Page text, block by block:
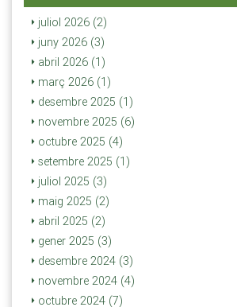
juliol 2026 (2)
juny 2026 (3)
abril 2026 (1)
març 2026 (1)
desembre 2025 (1)
novembre 2025 (6)
octubre 2025 (4)
setembre 2025 (1)
juliol 2025 (3)
maig 2025 (2)
abril 2025 (2)
gener 2025 (3)
desembre 2024 (3)
novembre 2024 (4)
octubre 2024 (7)